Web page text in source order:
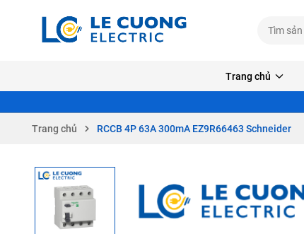
Trang chủ
Trang chủ RCCB 4P 63A 300mA EZ9R66463 Schneider